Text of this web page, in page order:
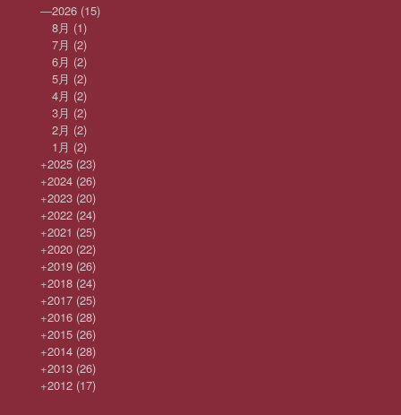
—2026 (15)
8月 (1)
7月 (2)
6月 (2)
5月 (2)
4月 (2)
3月 (2)
2月 (2)
1月 (2)
+2025 (23)
+2024 (26)
+2023 (20)
+2022 (24)
+2021 (25)
+2020 (22)
+2019 (26)
+2018 (24)
+2017 (25)
+2016 (28)
+2015 (26)
+2014 (28)
+2013 (26)
+2012 (17)